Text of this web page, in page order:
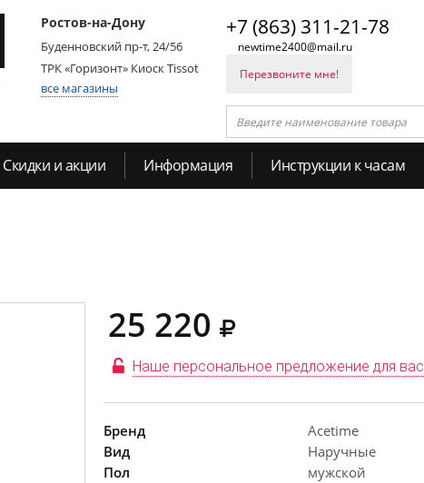
Ростов-на-Дону
Буденновский пр-т, 24/56
ТРК «Горизонт» Киоск Tissot
все магазины
+7 (863) 311-21-78
newtime2400@mail.ru
Перезвоните мне!
Скидки и акции Информация Инструкции к часам
25 220
Наше персональное предложение для вас
Бренд
Acetime
Вид
Наручные
Пол
мужской